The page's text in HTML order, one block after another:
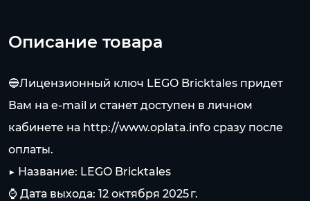
Описание товара
🔵Лицензионный ключ LEGO Bricktales придет
Вам на e-mail и станет доступен в личном
кабинете на http://www.oplata.info сразу после
оплаты.
▶ Название: LEGO Bricktales
⌚ Дата выхода: 12 октября 2025 г.